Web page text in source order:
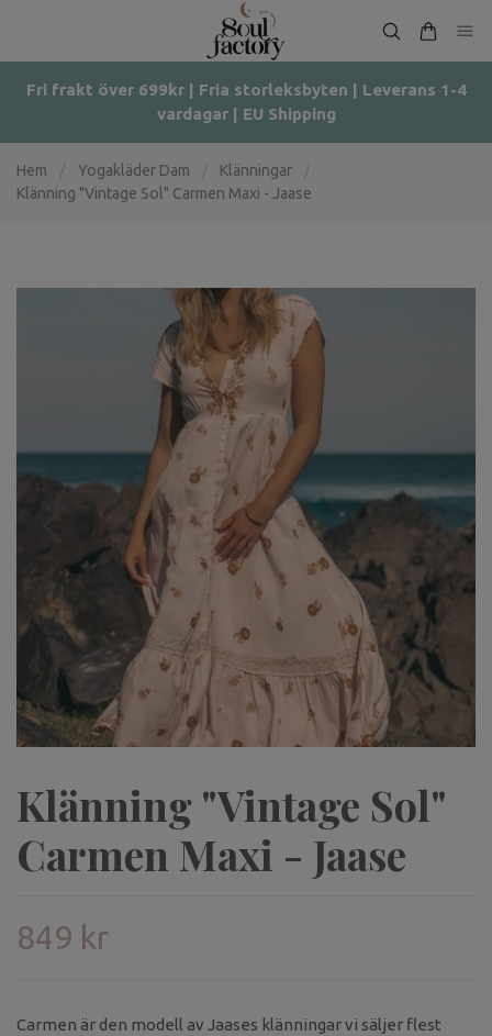
Fri frakt över 699kr | Fria storleksbyten | Leverans 1-4
vardagar | EU Shipping
Hem Yogakläder Dam Klänningar
Klänning "Vintage Sol" Carmen Maxi - Jaase
Klänning "Vintage Sol"
Carmen Maxi - Jaase
849 kr
Carmen är den modell av Jaases klänningar vi säljer flest